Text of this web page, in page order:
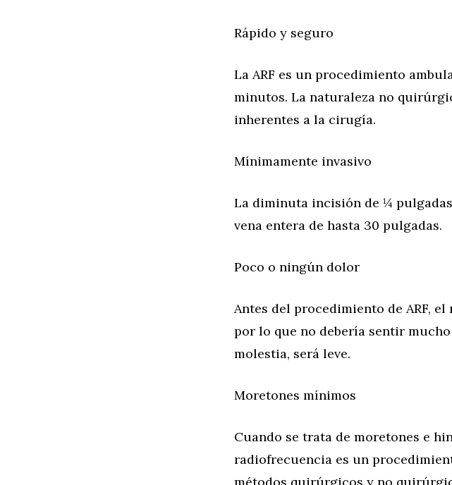
Rápido y seguro
La ARF es un procedimiento
minutos. La naturaleza no
inherentes a la cirugía.
Mínimamente invasivo
La diminuta incisión de ¼
vena entera de hasta 30 pulgadas.
Poco o ningún dolor
Antes del procedimiento de ARF,
por lo que no debería sentir
molestia, será leve.
Moretones mínimos
Cuando se trata de moretones e
radiofrecuencia es un
métodos quirúrgicos y no